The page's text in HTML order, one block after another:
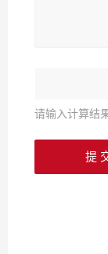
请输入计算结